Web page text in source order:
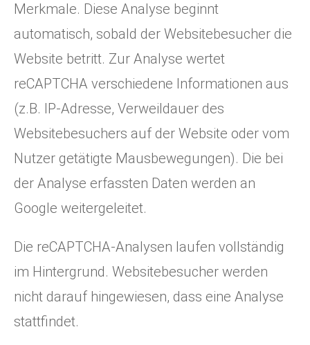
Merkmale. Diese Analyse beginnt
automatisch, sobald der Websitebesucher die
Website betritt. Zur Analyse wertet
reCAPTCHA verschiedene Informationen aus
(z.B. IP-Adresse, Verweildauer des
Websitebesuchers auf der Website oder vom
Nutzer getätigte Mausbewegungen). Die bei
der Analyse erfassten Daten werden an
Google weitergeleitet.
Die reCAPTCHA-Analysen laufen vollständig
im Hintergrund. Websitebesucher werden
nicht darauf hingewiesen, dass eine Analyse
stattfindet.